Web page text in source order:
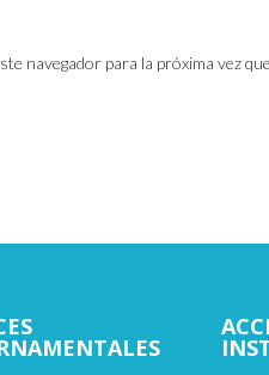
navegador para la próxima vez